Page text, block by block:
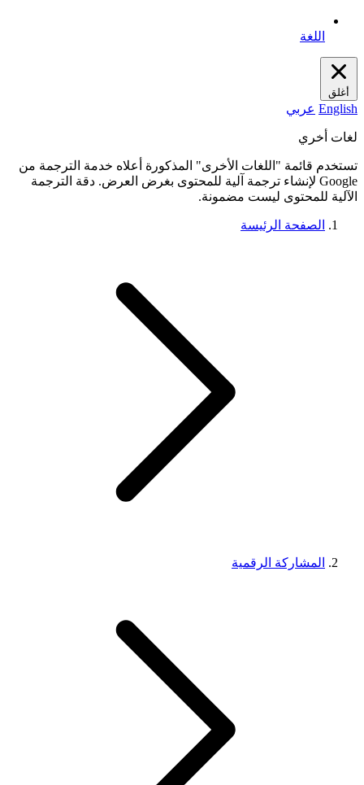
اللغة
أغلق
English عربي
لغات أخري
تستخدم قائمة "اللغات الأخرى" المذكورة أعلاه خدمة الترجمة من
Google لإنشاء ترجمة آلية للمحتوى بغرض العرض. دقة الترجمة
الآلية للمحتوى ليست مضمونة.
الصفحة الرئيسة
المشاركة الرقمية